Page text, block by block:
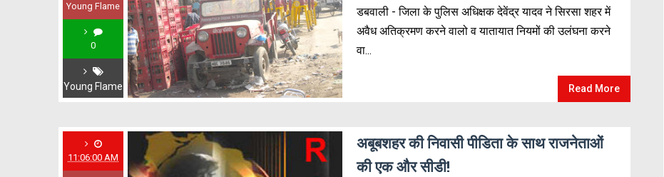
Young Flame
0
Young Flame
डबवाली - जिला के पुलिस अधिक्षक देवेंद्र यादव ने सिरसा शहर में
अवैध अतिक्रमण करने वालो व यातायात नियमों की उलंघना करने
वा...
Read More
11:06:00 AM
अबूबशहर की निवासी पीडिता के साथ राजनेताओं
की एक और सीडी!